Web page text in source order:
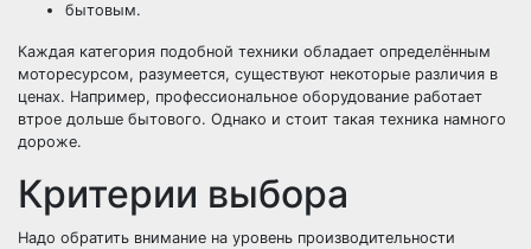
бытовым.
Каждая категория подобной техники обладает определённым
моторесурсом, разумеется, существуют некоторые различия в
ценах. Например, профессиональное оборудование работает
втрое дольше бытового. Однако и стоит такая техника намного
дороже.
Критерии выбора
Надо обратить внимание на уровень производительности